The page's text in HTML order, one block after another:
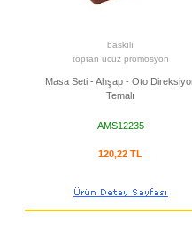
baskılı
toptan ucuz promosyon
Masa Seti - Ahşap - Oto
Temalı
AMS12235
120,22 TL